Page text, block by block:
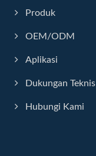
Produk
OEM/ODM
Aplikasi
Dukungan Teknis
Hubungi Kami